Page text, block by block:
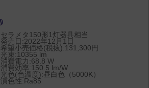
セラメタ150形1灯器具相当
発売日:2022年12月1日
希望小売価格(税抜):131,300円
光束:10355 lm
消費電力:68.8 W
消費効率:150.5 lm/W
光色(色温度):昼白色（5000K）
演色性:Ra85